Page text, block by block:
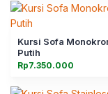
Kursi Sofa
Putih
Rp7.350.000